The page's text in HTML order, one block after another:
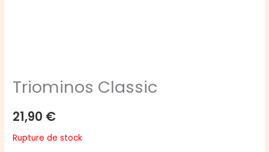
Triominos Classic
21,90 €
Rupture de stock